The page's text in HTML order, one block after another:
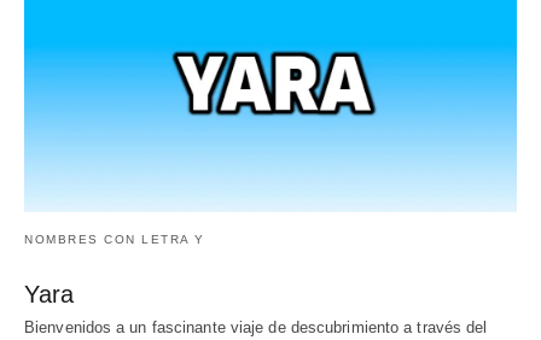
NOMBRES CON LETRA Y
Yara
Bienvenidos a un fascinante viaje de descubrimiento a través del